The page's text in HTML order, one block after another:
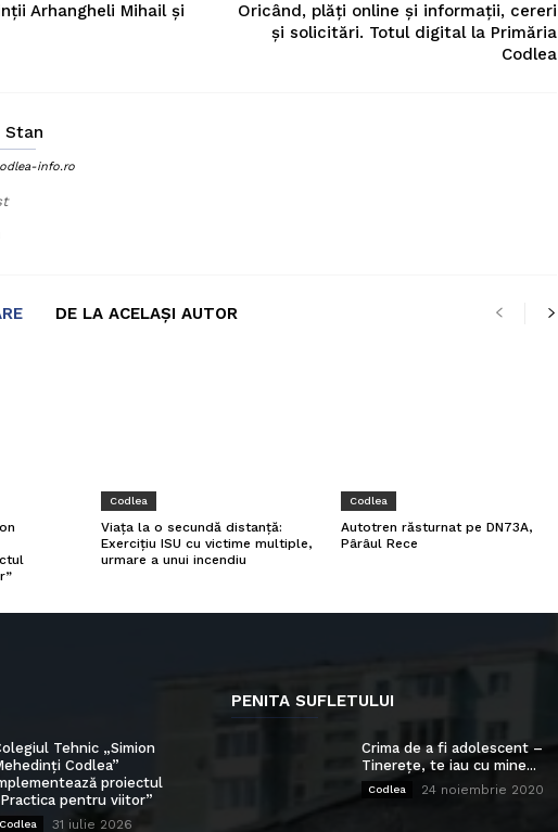
Arhangheli Mihail şi
Oricând, plăți online și informații, cereri
și solicitări. Totul digital la Primăria
Codlea
Stan
info.ro
DE LA ACELAȘI AUTOR
Codlea
Viața la o secundă distanță:
Exercițiu ISU cu victime multiple,
urmare a unui incendiu
Codlea
Autotren răsturnat pe DN73A,
Pârâul Rece
Tehnic „Simion
Codlea”
proiectul
pentru viitor”
Codlea 31 iulie 2026
PENITA SUFLETULUI
Crima de a fi adolescent –
Tinerețe, te iau cu mine...
Codlea 24 noiembrie 2020